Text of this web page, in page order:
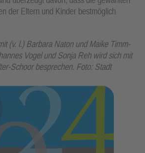
der Eltern und Kinder bestmöglich
(v. l.) Barbara Naton und Maike Timm-
Vogel und Sonja Reh wird sich mit
Schoor besprechen. Foto: Stadt